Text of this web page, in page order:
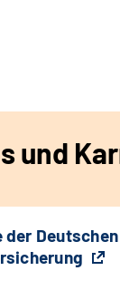
und
Deutschen